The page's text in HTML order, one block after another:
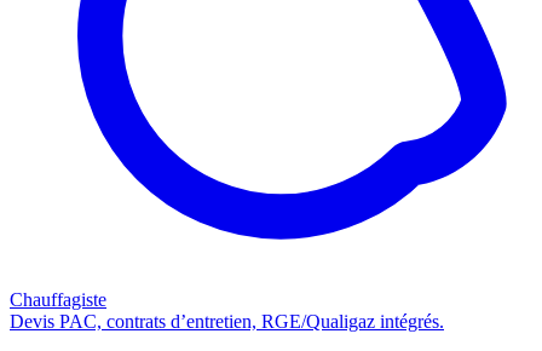
Chauffagiste
Devis PAC, contrats d’entretien, RGE/Qualigaz intégrés.